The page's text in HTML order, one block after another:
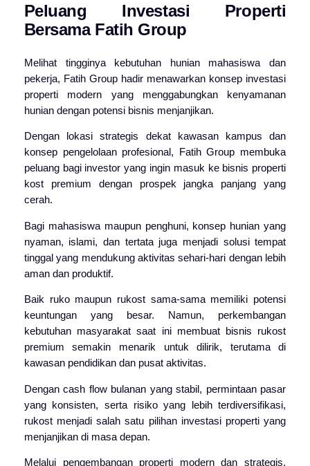
Peluang Investasi Properti
Bersama Fatih Group
Melihat tingginya kebutuhan hunian mahasiswa dan
pekerja, Fatih Group hadir menawarkan konsep investasi
properti modern yang menggabungkan kenyamanan
hunian dengan potensi bisnis menjanjikan.
Dengan lokasi strategis dekat kawasan kampus dan
konsep pengelolaan profesional, Fatih Group membuka
peluang bagi investor yang ingin masuk ke bisnis properti
kost premium dengan prospek jangka panjang yang
cerah.
Bagi mahasiswa maupun penghuni, konsep hunian yang
nyaman, islami, dan tertata juga menjadi solusi tempat
tinggal yang mendukung aktivitas sehari-hari dengan lebih
aman dan produktif.
Baik ruko maupun rukost sama-sama memiliki potensi
keuntungan yang besar. Namun, perkembangan
kebutuhan masyarakat saat ini membuat bisnis rukost
premium semakin menarik untuk dilirik, terutama di
kawasan pendidikan dan pusat aktivitas.
Dengan cash flow bulanan yang stabil, permintaan pasar
yang konsisten, serta risiko yang lebih terdiversifikasi,
rukost menjadi salah satu pilihan investasi properti yang
menjanjikan di masa depan.
Melalui pengembangan properti modern dan strategis,